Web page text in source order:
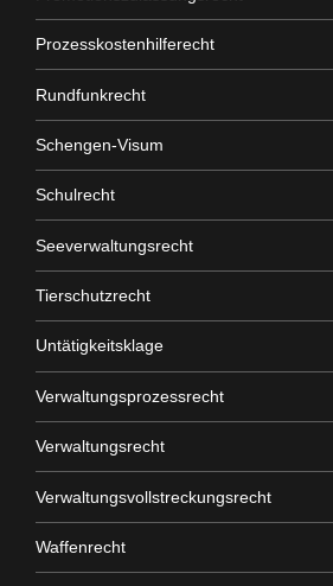
Prozesskostenhilferecht
Rundfunkrecht
Schengen-Visum
Schulrecht
Seeverwaltungsrecht
Tierschutzrecht
Untätigkeitsklage
Verwaltungsprozessrecht
Verwaltungsrecht
Verwaltungsvollstreckungsrecht
Waffenrecht